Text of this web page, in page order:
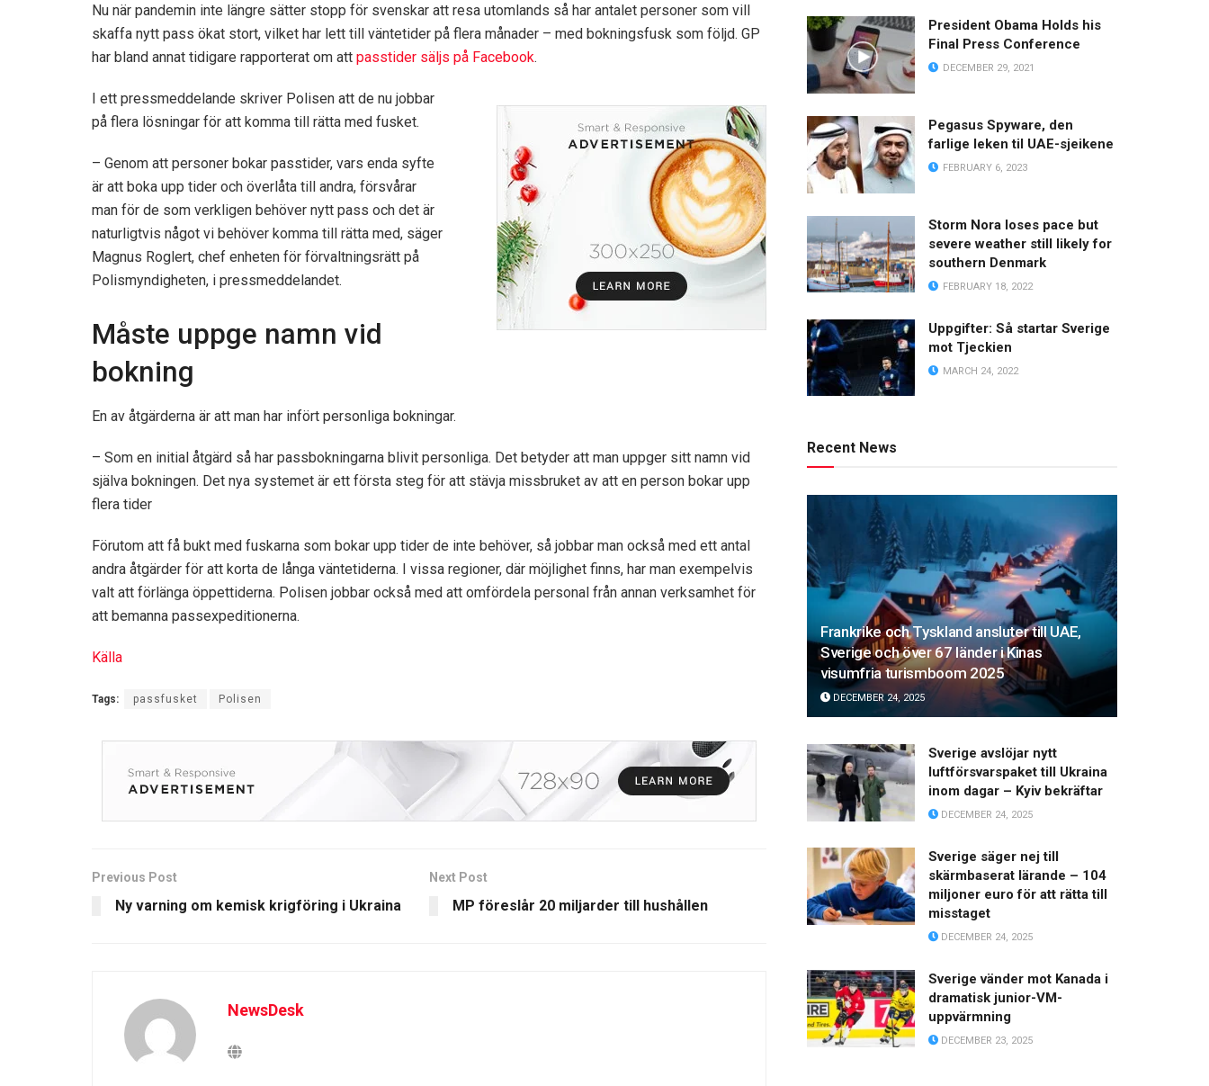
Nu när pandemin inte längre sätter stopp för svenskar att resa utomlands så har antalet personer som vill
skaffa nytt pass ökat stort, vilket har lett till väntetider på flera månader – med bokningsfusk som följd. GP
har bland annat tidigare rapporterat om att passtider säljs på Facebook.
I ett pressmeddelande skriver Polisen att de nu jobbar
på flera lösningar för att komma till rätta med fusket.
– Genom att personer bokar passtider, vars enda syfte
är att boka upp tider och överlåta till andra, försvårar
man för de som verkligen behöver nytt pass och det är
naturligtvis något vi behöver komma till rätta med, säger
Magnus Roglert, chef enheten för förvaltningsrätt på
Polismyndigheten, i pressmeddelandet.
Måste uppge namn vid
bokning
En av åtgärderna är att man har infört personliga bokningar.
– Som en initial åtgärd så har passbokningarna blivit personliga. Det betyder att man uppger sitt namn vid
själva bokningen. Det nya systemet är ett första steg för att stävja missbruket av att en person bokar upp
flera tider
Förutom att få bukt med fuskarna som bokar upp tider de inte behöver, så jobbar man också med ett antal
andra åtgärder för att korta de långa väntetiderna. I vissa regioner, där möjlighet finns, har man exempelvis
valt att förlänga öppettiderna. Polisen jobbar också med att omfördela personal från annan verksamhet för
att bemanna passexpeditionerna.
Källa
Tags: passfusket Polisen
Previous Post
Ny varning om kemisk krigföring i Ukraina
Next Post
MP föreslår 20 miljarder till hushållen
NewsDesk
President Obama Holds his
Final Press Conference
DECEMBER 29, 2021
Pegasus Spyware, den
farlige leken til UAE-sjeikene
FEBRUARY 6, 2023
Storm Nora loses pace but
severe weather still likely for
southern Denmark
FEBRUARY 18, 2022
Uppgifter: Så startar Sverige
mot Tjeckien
MARCH 24, 2022
Recent News
Frankrike och Tyskland ansluter till UAE,
Sverige och över 67 länder i Kinas
visumfria turismboom 2025
DECEMBER 24, 2025
Sverige avslöjar nytt
luftförsvarspaket till Ukraina
inom dagar – Kyiv bekräftar
DECEMBER 24, 2025
Sverige säger nej till
skärmbaserat lärande – 104
miljoner euro för att rätta till
misstaget
DECEMBER 24, 2025
Sverige vänder mot Kanada i
dramatisk junior-VM-
uppvärmning
DECEMBER 23, 2025